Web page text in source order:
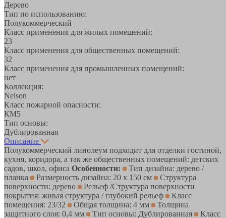
Дерево
Тип по использованию:
Полукоммерческий
Класс применения для жилых помещений:
23
Класс применения для общественных помещений:
32
Класс применения для промышленных помещений:
нет
Коллекция:
Nelson
Класс пожарной опасности:
КМ5
Тип основы:
Дублированная
Описание
Полукоммерческий линолеум подходит для отделки гостиной,
кухня, коридора, а так же общественных помещений: детских
садов, школ, офиса Особенности:
Тип дизайна: дерево /
планка
Размерность дизайна: 20 х 150 см
Структура
поверхности: дерево
Рельеф /Структура поверхности
покрытия: живая структура / глубокий рельеф
Класс
помещения: 23/32
Общая толщина: 4 мм
Толщина
защитного слоя: 0,4 мм
Тип основы: Дублированная
Класс